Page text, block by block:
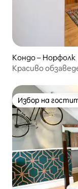
Кондо – Норфолк
Красиво
Избор на
Избор на